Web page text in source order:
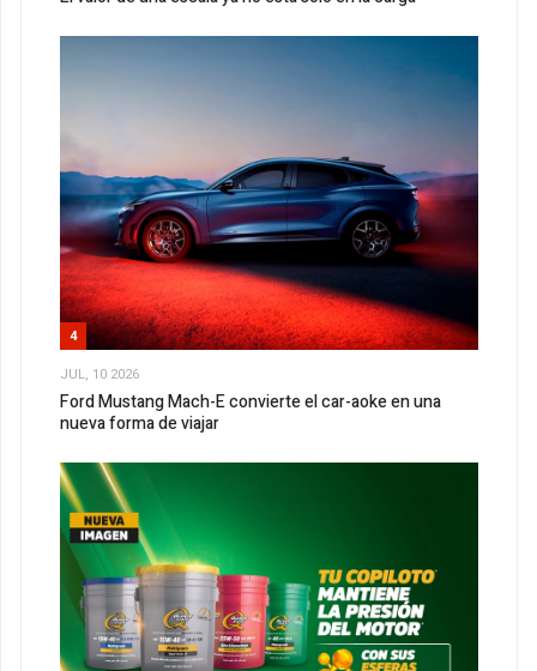
4
JUL, 10 2026
Ford Mustang Mach-E convierte el car-aoke en una
nueva forma de viajar